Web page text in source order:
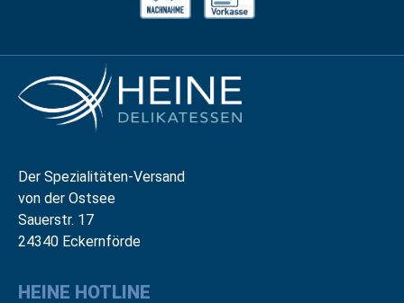
Der Spezialitäten-Versand
von der Ostsee
Sauerstr. 17
24340 Eckernförde
HEINE HOTLINE